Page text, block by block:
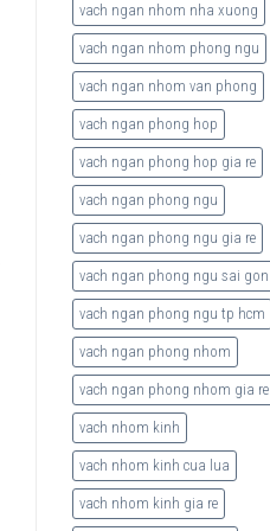
vach ngan nhom nha xuong
vach ngan nhom phong ngu
vach ngan nhom van phong
vach ngan phong hop
vach ngan phong hop gia re
vach ngan phong ngu
vach ngan phong ngu gia re
vach ngan phong ngu sai gon
vach ngan phong ngu tp hcm
vach ngan phong nhom
vach ngan phong nhom gia re
vach nhom kinh
vach nhom kinh cua lua
vach nhom kinh gia re